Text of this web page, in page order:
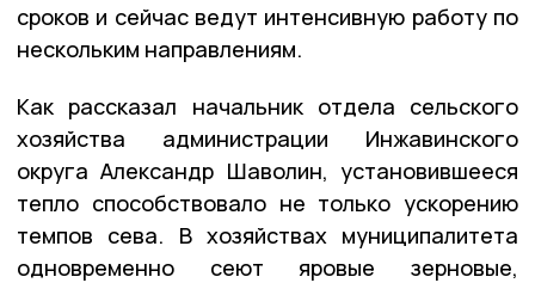
сроков и сейчас ведут интенсивную работу по
нескольким направлениям.
Как рассказал начальник отдела сельского
хозяйства администрации Инжавинского
округа Александр Шаволин, установившееся
тепло способствовало не только ускорению
темпов сева. В хозяйствах муниципалитета
одновременно сеют яровые зерновые,